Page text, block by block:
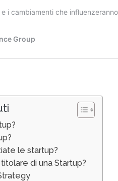
le startup?
di una Startup?